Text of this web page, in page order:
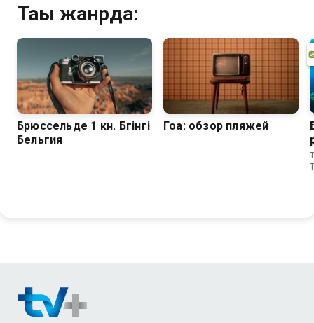
Тағы жанрда:
Брюссельде 1 күн. Бүгінгі
Бельгия
Гоа: обзор пляжей